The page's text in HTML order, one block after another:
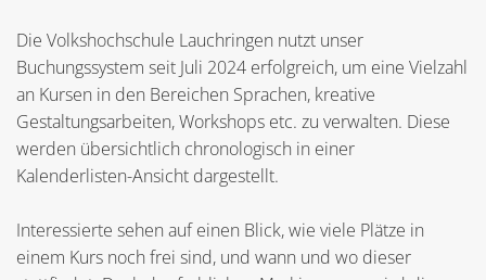
Die Volkshochschule Lauchringen nutzt unser
Buchungssystem seit Juli 2024 erfolgreich, um eine Vielzahl
an Kursen in den Bereichen Sprachen, kreative
Gestaltungsarbeiten, Workshops etc. zu verwalten. Diese
werden übersichtlich chronologisch in einer
Kalenderlisten-Ansicht dargestellt.
Interessierte sehen auf einen Blick, wie viele Plätze in
einem Kurs noch frei sind, und wann und wo dieser